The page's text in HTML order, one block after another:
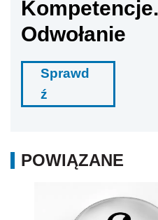
Odwołanie
Sprawd
ź
POWIĄZANE